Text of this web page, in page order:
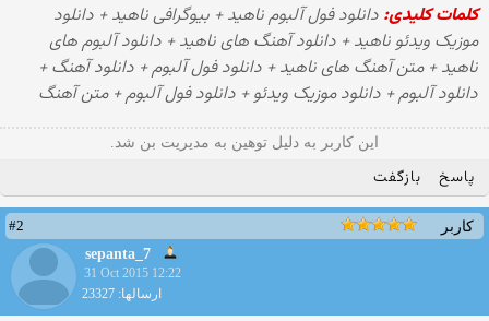
کلمات کلیدی: دانلود فول آلبوم ناهید + بیوگرافی ناهید + دانلود
موزیک ویدئو ناهید + دانلود آهنگ های ناهید + دانلود آلبوم های
ناهید + متن آهنگ های ناهید + دانلود فول آلبوم + دانلود آهنگ +
دانلود آلبوم + دانلود موزیک ویدئو + دانلود فول آلبوم + متن آهنگ
این کاربر به دلیل توهین به مدیریت بن شد.
پاسخ بازگفت
کاربر
#2
sepanta_7
31 Oct 2015 12:22
ارسالها: 23327